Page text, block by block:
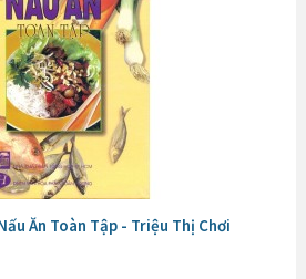
Ăn Toàn Tập - Triệu Thị Chơi